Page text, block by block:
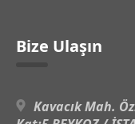
Bize Ulaşın
Kavacık Mah.